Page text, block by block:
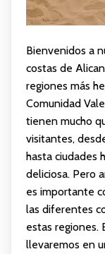
Bienvenidos a
costas de
regiones más
Comunidad
tienen mucho
visitantes,
hasta ciudades
deliciosa. Pero
es importante
las diferentes
estas regiones.
llevaremos en